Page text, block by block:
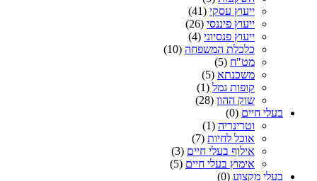
ייעוץ עסקי (41)
ייעוץ פיננסי (26)
ייעוץ פנסיוני (4)
כלכלת המשפחה (10)
מט"ח (5)
משכנתא (5)
קופות גמל (1)
שוק ההון (28)
בעלי חיים (0)
וטרינריה (1)
אוכל לחיות (7)
אילוף בעלי חיים (3)
אימוץ בעלי חיים (5)
בעלי מקצוע (0)